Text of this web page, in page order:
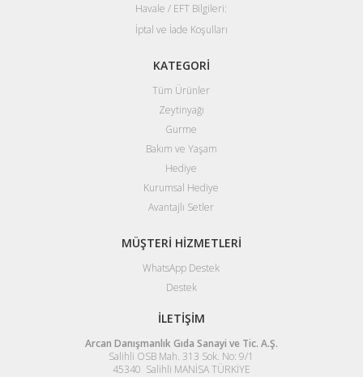
Havale / EFT Bilgileri:
İptal ve İade Koşulları
KATEGORİ
Tüm Ürünler
Zeytinyağı
Gurme
Bakım ve Yaşam
Hediye
Kurumsal Hediye
Avantajlı Setler
MÜŞTERİ HİZMETLERİ
WhatsApp Destek
Destek
İLETİŞİM
Arcan Danışmanlık Gıda Sanayi ve Tic. A.Ş.
Salihli OSB Mah. 313 Sok. No: 9/1
45340 Salihli MANİSA TÜRKİYE